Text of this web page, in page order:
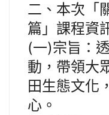
二、本次「
篇」課程資
(一)宗旨：
動，帶領大
田生態文化
心。